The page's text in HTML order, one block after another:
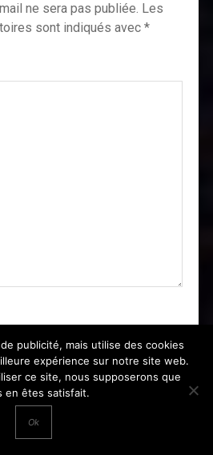
ne sera pas publiée. Les
sont indiqués avec *
publicité, mais utilise des cookies
expérience sur notre site web.
ce site, nous supposerons que
en êtes satisfait.
Ok